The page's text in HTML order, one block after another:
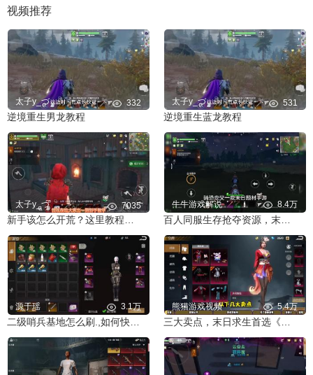
视频推荐
太子y_づ 332
逆境重生男龙教程
太子y_づ 531
逆境重生蓝龙教程
太子y_づ 7035 牛牛游戏解说 8.4万
源于瑶 3.1万
二级哨兵基地怎么刷.,如何快速出去.
熊猫游戏视频 5.4万
三大卖点，末日求生首选《逆境重生》